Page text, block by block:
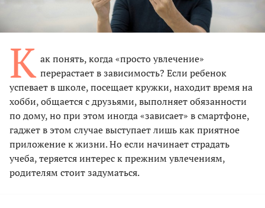
К ак понять, когда «просто увлечение»
перерастает в зависимость? Если ребенок
успевает в школе, посещает кружки, находит время на
хобби, общается с друзьями, выполняет обязанности
по дому, но при этом иногда «зависает» в смартфоне,
гаджет в этом случае выступает лишь как приятное
приложение к жизни. Но если начинает страдать
учеба, теряется интерес к прежним увлечениям,
родителям стоит задуматься.